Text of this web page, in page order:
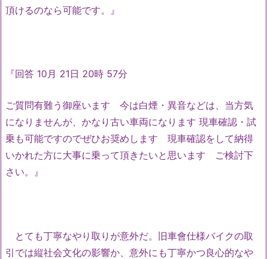
頂けるのなら可能です。』
『回答 10月 21日 20時 57分
ご質問有難う御座います 今は白煙・異音などは、当方気
になりませんが、かなり古い車両になります 現車確認・試
乗も可能ですのでぜひお奨めします 現車確認をして納得
いかれた方に大事に乗って頂きたいと思います ご検討下
さい。』
とても丁寧なやり取りが意外だ。旧車會仕様バイクの取
引では縦社会文化の影響か、意外にも丁寧かつ良心的なや